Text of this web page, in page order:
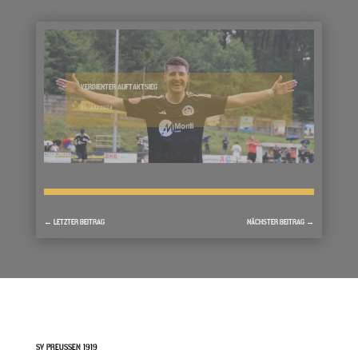
VERDIENTER AUFTAKTSIEG
29. JULI 2024
← LETZTER BEITRAG NÄCHSTER BEITRAG →
SV PREUSSEN 1919